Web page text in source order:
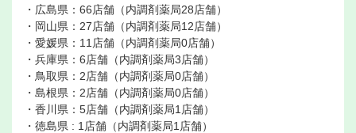
・広島県：66店舗（内調剤薬局28店舗）
・岡山県：27店舗（内調剤薬局12店舗）
・愛媛県：11店舗（内調剤薬局0店舗）
・兵庫県：6店舗（内調剤薬局3店舗）
・鳥取県：2店舗（内調剤薬局0店舗）
・島根県：2店舗（内調剤薬局0店舗）
・香川県：5店舗（内調剤薬局1店舗）
・徳島県 : 1店舗（内調剤薬局1店舗）